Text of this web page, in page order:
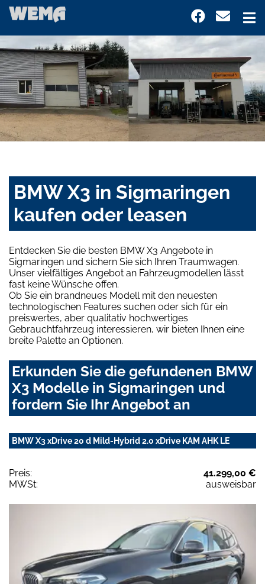
BMW X3 in Sigmaringen
kaufen oder leasen
Entdecken Sie die besten BMW X3 Angebote in
Sigmaringen und sichern Sie sich Ihren Traumwagen.
Unser vielfältiges Angebot an Fahrzeugmodellen lässt
fast keine Wünsche offen.
Ob Sie ein brandneues Modell mit den neuesten
technologischen Features suchen oder sich für ein
preiswertes, aber qualitativ hochwertiges
Gebrauchtfahrzeug interessieren, wir bieten Ihnen eine
breite Palette an Optionen.
Erkunden Sie die gefundenen BMW
X3 Modelle in Sigmaringen und
fordern Sie Ihr Angebot an
BMW X3 xDrive 20 d Mild-Hybrid 2.0 xDrive KAM AHK LE
Preis:
41.299,00 €
MWSt:
ausweisbar